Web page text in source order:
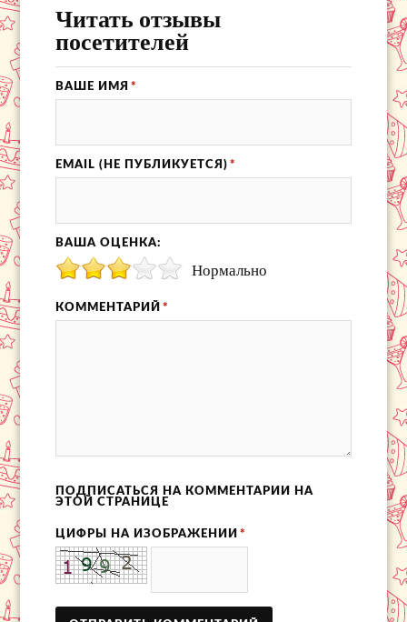
Читать отзывы
посетителей
ВАШЕ ИМЯ *
EMAIL (НЕ ПУБЛИКУЕТСЯ) *
ВАША ОЦЕНКА:
Нормально
КОММЕНТАРИЙ *
ПОДПИСАТЬСЯ НА КОММЕНТАРИИ НА
ЭТОЙ СТРАНИЦЕ
ЦИФРЫ НА ИЗОБРАЖЕНИИ *